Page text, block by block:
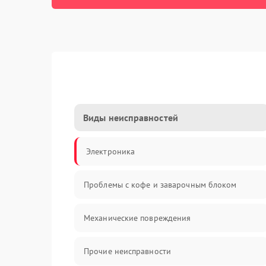
Виды неисправностей
Электроника
Проблемы с кофе и заварочным блоком
Механические повреждения
Прочие неисправности